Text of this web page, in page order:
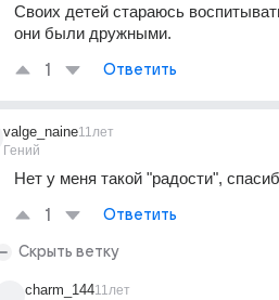
Своих детей стараюсь
они были дружными.
1 Ответить
valge_naine
Гений
11лет
Нет у меня такой "радости",
1 Ответить
Скрыть ветку
charm_14411лет